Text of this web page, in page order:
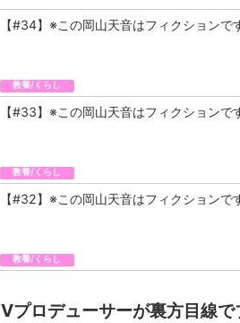
【#34】※この岡山天音はフィクションで
教養/くらし
【#33】※この岡山天音はフィクションで
教養/くらし
【#32】※この岡山天音はフィクションで
教養/くらし
プロデューサーが裏方目線で